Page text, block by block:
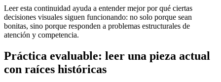
Leer esta continuidad ayuda a entender mejor por qué ciertas
decisiones visuales siguen funcionando: no solo porque sean
bonitas, sino porque responden a problemas estructurales de
atención y competencia.
Práctica evaluable: leer una pieza actual
con raíces históricas